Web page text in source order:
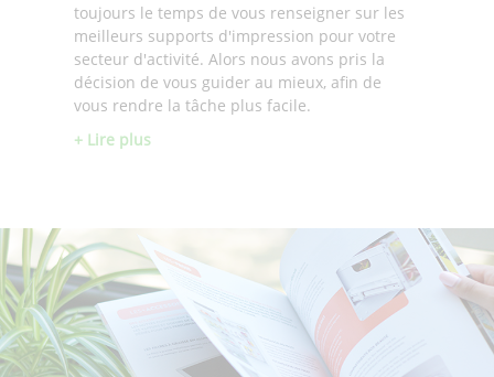
toujours le temps de vous renseigner sur les
meilleurs supports d'impression pour votre
secteur d'activité. Alors nous avons pris la
décision de vous guider au mieux, afin de
vous rendre la tâche plus facile.
+ Lire plus